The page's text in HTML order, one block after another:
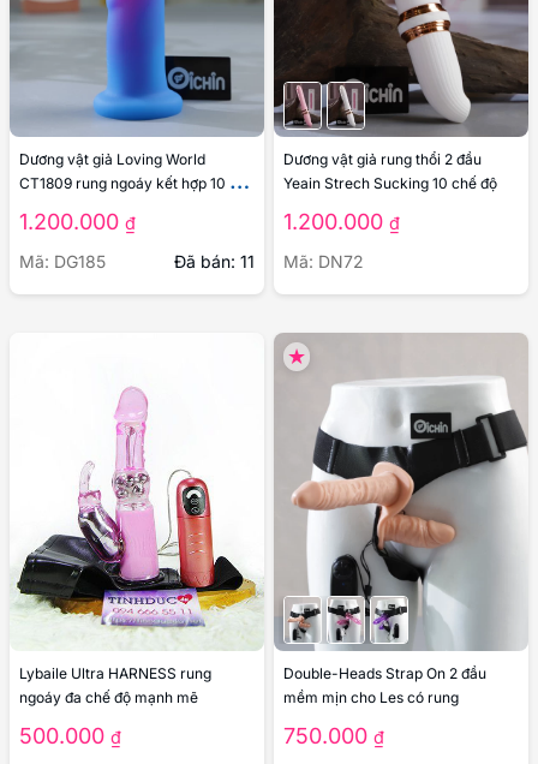
Dương vật giả Loving World
CT1809 rung ngoáy kết hợp 10 chế
1.200.000 ₫
Mã: DG185
Đã bán: 11
Dương vật giả rung thổi 2 đầu
Yeain Strech Sucking 10 chế độ
1.200.000 ₫
Mã: DN72
Lybaile Ultra HARNESS rung
ngoáy đa chế độ mạnh mẽ
500.000 ₫
Double-Heads Strap On 2 đầu
mềm mịn cho Les có rung
750.000 ₫